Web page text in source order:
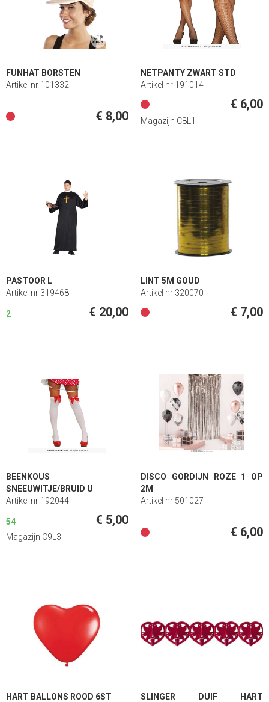
FUNHAT BORSTEN
Artikel nr 101332
€ 8,00
NETPANTY ZWART STD
Artikel nr 191014
€ 6,00
Magazijn C8L1
PASTOOR L
Artikel nr 319468
2 € 20,00
LINT 5M GOUD
Artikel nr 320070
€ 7,00
BEENKOUS
SNEEUWITJE/BRUID U
Artikel nr 192044
54 € 5,00
Magazijn C9L3
DISCO GORDIJN ROZE 1 OP
2M
Artikel nr 501027
€ 6,00
HART BALLONS ROOD 6ST
SLINGER DUIF HART